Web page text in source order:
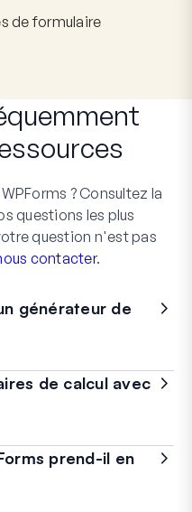
de formulaire
? Consultez la
questions les plus
question n'est pas
contacter.
générateur de
de calcul avec
prend-il en